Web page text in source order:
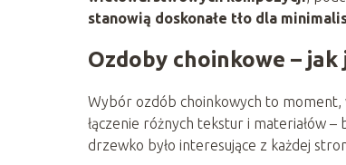
stanowią doskonałe tło dla
Ozdoby choinkowe –
Wybór ozdób choinkowych to moment,
łączenie różnych tekstur i materiałów
drzewko było interesujące z każdej